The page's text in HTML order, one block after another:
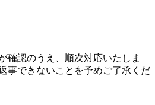
確認のうえ、順次対応いたしま
事できないことを予めご了承くだ